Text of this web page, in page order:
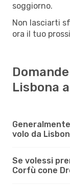
soggiorno.
Non lasciarti
ora il tuo
Lisbona
volo da
Se volessi
Corfù cone